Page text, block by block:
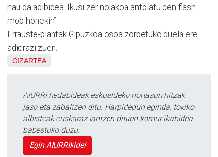
hau da adibidea. Ikusi zer nolakoa antolatu den flash
mob honekin”.
Errauste-plantak Gipuzkoa osoa zorpetuko duela ere
adierazi zuen.
GIZARTEA
AIURRI hedabideak eskualdeko nortasun hitzak
jaso eta zabaltzen ditu. Harpidedun eginda, tokiko
albisteak euskaraz lantzen dituen komunikabidea
babestuko duzu.
Egin AIURRIkide!